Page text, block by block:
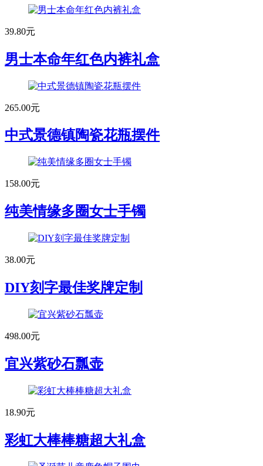
39.80元
男士本命年红色内裤礼盒
265.00元
中式景德镇陶瓷花瓶摆件
158.00元
纯美情缘多圈女士手镯
38.00元
DIY刻字最佳奖牌定制
498.00元
宜兴紫砂石瓢壶
18.90元
彩虹大棒棒糖超大礼盒